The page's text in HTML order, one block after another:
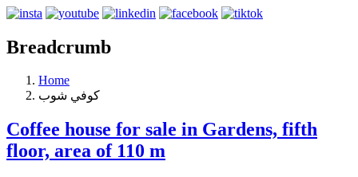
Breadcrumb
Home
كوفي شوب
Coffee house for sale in Gardens, fifth
floor, area of 110 m